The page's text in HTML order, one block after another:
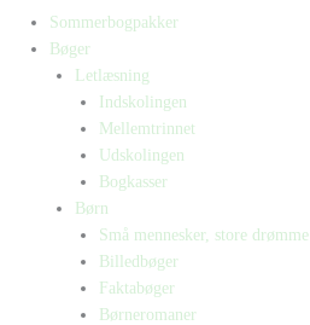
Sommerbogpakker
Bøger
Letlæsning
Indskolingen
Mellemtrinnet
Udskolingen
Bogkasser
Børn
Små mennesker, store drømme
Billedbøger
Faktabøger
Børneromaner